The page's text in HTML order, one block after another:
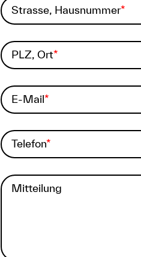
Strasse, Hausnummer
PLZ, Ort
E-Mail
Telefon
Mitteilung